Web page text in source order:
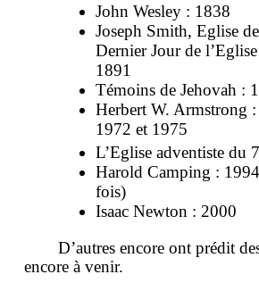
John Wesley : 1838
Joseph Smith, Eglise
Dernier Jour de
1891
Témoins de Jehovah :
Herbert W. Armstrong
1972 et 1975
L’Eglise adventiste du 7
Harold Camping :
fois)
Isaac Newton : 2000
D’autres encore ont prédit
encore à venir.